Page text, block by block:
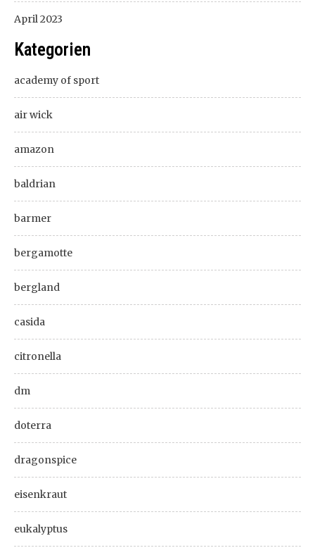
April 2023
Kategorien
academy of sport
air wick
amazon
baldrian
barmer
bergamotte
bergland
casida
citronella
dm
doterra
dragonspice
eisenkraut
eukalyptus